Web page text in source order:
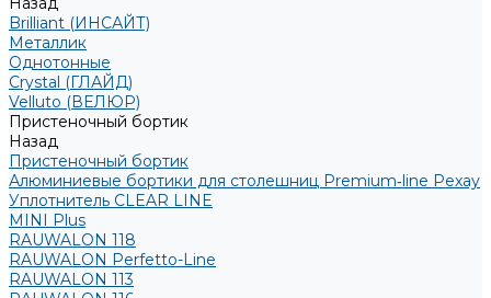
Brilliant (ИНСАЙТ)
Металлик
Однотонные
Crystal (ГЛАЙД)
Velluto (ВЕЛЮР)
Пристеночный бортик
Назад
Пристеночный бортик
Алюминиевые бортики для столешниц Premium‑line Рехау
Уплотнитель CLEAR LINE
MINI Plus
RAUWALON 118
RAUWALON Perfetto-Line
RAUWALON 113